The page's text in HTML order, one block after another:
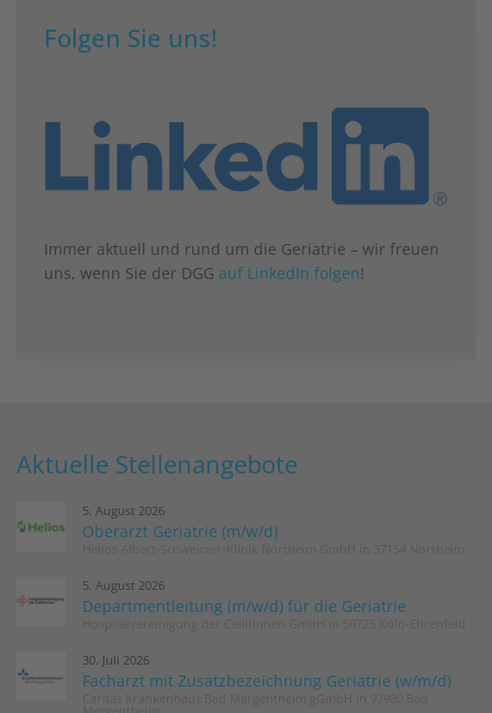
Folgen Sie uns!
Immer aktuell und rund um die Geriatrie – wir freuen
uns, wenn Sie der DGG auf LinkedIn folgen!
Aktuelle Stellenangebote
5. August 2026
Oberarzt Geriatrie (m/w/d)
5. August 2026
Departmentleitung (m/w/d) für die Geriatrie
30. Juli 2026
Facharzt mit Zusatzbezeichnung Geriatrie (w/m/d)